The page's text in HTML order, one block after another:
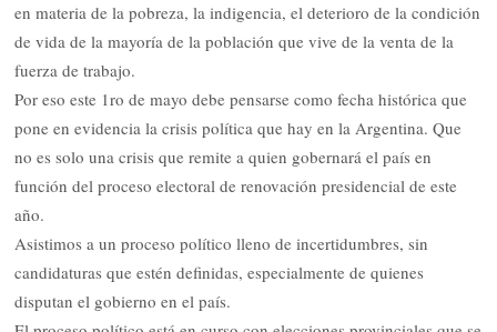
en materia de la pobreza, la indigencia, el deterioro de la condición
de vida de la mayoría de la población que vive de la venta de la
fuerza de trabajo.
Por eso este 1ro de mayo debe pensarse como fecha histórica que
pone en evidencia la crisis política que hay en la Argentina. Que
no es solo una crisis que remite a quien gobernará el país en
función del proceso electoral de renovación presidencial de este
año.
Asistimos a un proceso político lleno de incertidumbres, sin
candidaturas que estén definidas, especialmente de quienes
disputan el gobierno en el país.